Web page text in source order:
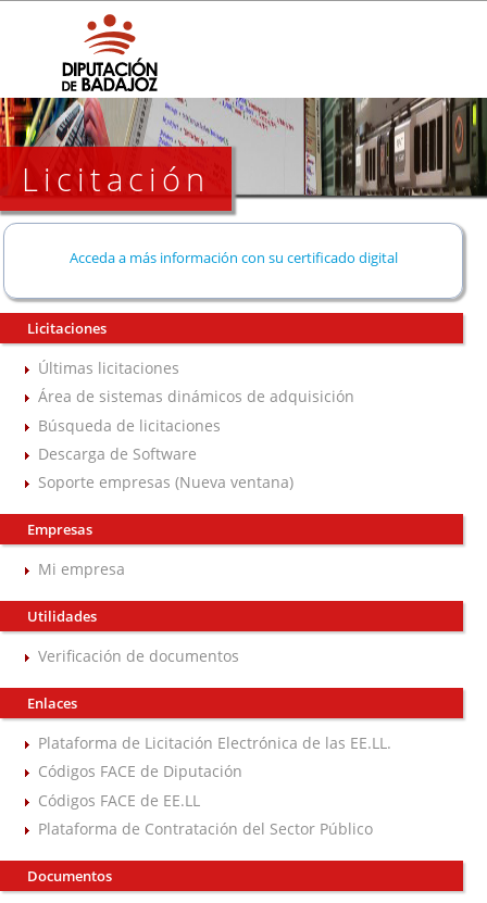
Licitación
Acceda a más información con su certificado digital
Licitaciones
Últimas licitaciones
Área de sistemas dinámicos de adquisición
Búsqueda de licitaciones
Descarga de Software
Soporte empresas (Nueva ventana)
Empresas
Mi empresa
Utilidades
Verificación de documentos
Enlaces
Plataforma de Licitación Electrónica de las EE.LL.
Códigos FACE de Diputación
Códigos FACE de EE.LL
Plataforma de Contratación del Sector Público
Documentos